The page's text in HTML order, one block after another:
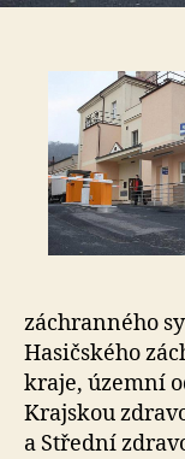
záchranného
Hasičského
kraje, územní
Krajskou
a Střední